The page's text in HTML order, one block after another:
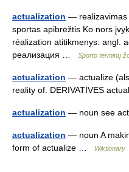
actualization — realizavimas
sportas apibrėžtis Ko nors
réalization atitikmenys: angl.
реализация …
Sporto terminų
actualization — actualize
reality of. DERIVATIVES
actualization — noun see
actualization — noun A
form of actualize …
Wiktionary